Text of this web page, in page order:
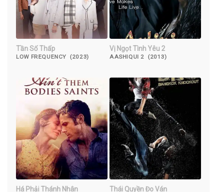
Tần Số Thấp
LOW FREQUENCY (2023)
Vị Ngọt Tình Yêu 2
AASHIQUI 2 (2013)
Há Phải Thánh Nhân Thái Quyền Đo Ván